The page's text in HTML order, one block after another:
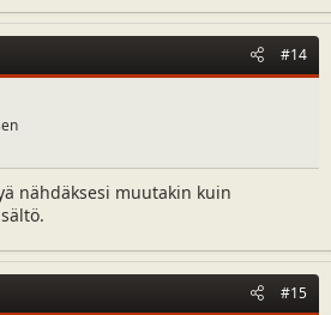
#14
nähdäksesi muutakin kuin
#15